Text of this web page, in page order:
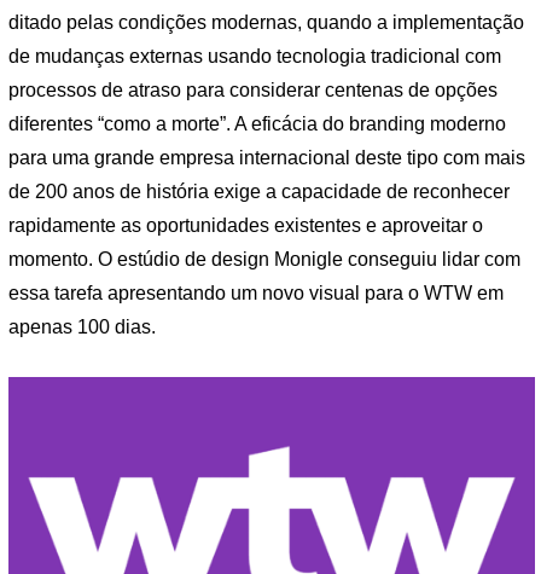
ditado pelas condições modernas, quando a implementação
de mudanças externas usando tecnologia tradicional com
processos de atraso para considerar centenas de opções
diferentes “como a morte”. A eficácia do branding moderno
para uma grande empresa internacional deste tipo com mais
de 200 anos de história exige a capacidade de reconhecer
rapidamente as oportunidades existentes e aproveitar o
momento. O estúdio de design Monigle conseguiu lidar com
essa tarefa apresentando um novo visual para o WTW em
apenas 100 dias.